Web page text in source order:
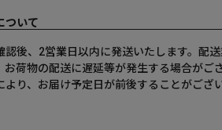
ついて
認後、2営業日以内に発送いたします。配
お荷物の配送に遅延等が発生する場合がご
より、お届け予定日が前後することがござい